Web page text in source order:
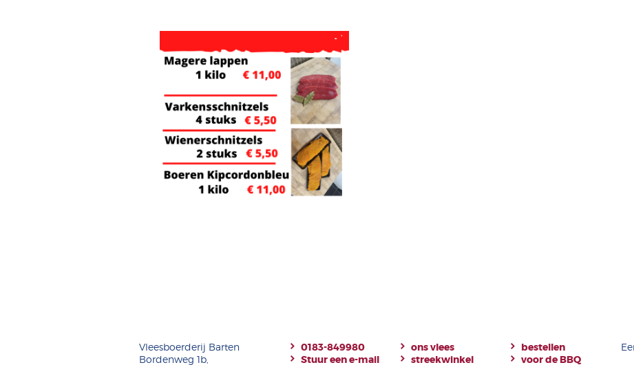
Vleesboerderij Barten
Bordenweg 1b,
0183-849980
Stuur een e-mail
ons vlees
streekwinkel
bestellen
voor de BBQ